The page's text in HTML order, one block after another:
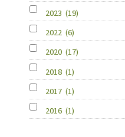
2023 (19)
2022 (6)
2020 (17)
2018 (1)
2017 (1)
2016 (1)